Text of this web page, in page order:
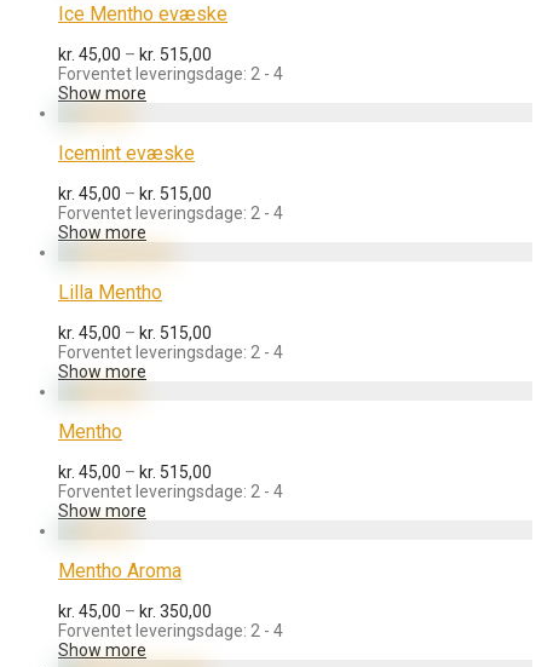
Ice Mentho evæske
kr. 45,00 – kr. 515,00
kr. 45,00
Forventet leveringsdage: 2 - 4
Show more
Icemint evæske
kr. 45,00 – kr. 515,00
kr. 45,00
Forventet leveringsdage: 2 - 4
Show more
Lilla Mentho
kr. 45,00 – kr. 515,00
kr. 45,00
Forventet leveringsdage: 2 - 4
Show more
Mentho
kr. 45,00 – kr. 515,00
kr. 45,00
Forventet leveringsdage: 2 - 4
Show more
Mentho Aroma
kr. 45,00 – kr. 350,00
kr. 45,00
Forventet leveringsdage: 2 - 4
Show more